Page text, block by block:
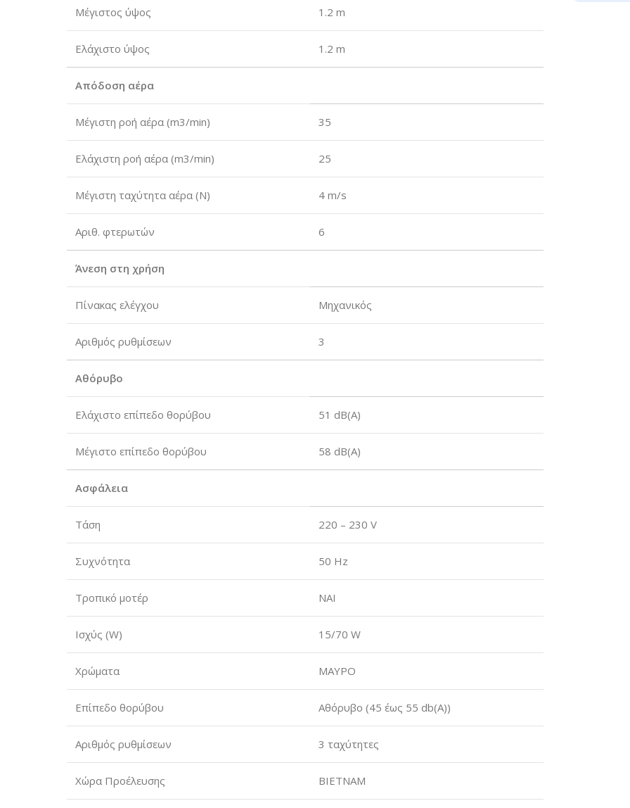
Μέγιστος ύψος 1.2 m
Ελάχιστο ύψος 1.2 m
Απόδοση αέρα
Μέγιστη ροή αέρα (m3/min) 35
Ελάχιστη ροή αέρα (m3/min) 25
Μέγιστη ταχύτητα αέρα (N) 4 m/s
Αριθ. φτερωτών 6
Άνεση στη χρήση
Πίνακας ελέγχου Μηχανικός
Αριθμός ρυθμίσεων 3
Αθόρυβο
Ελάχιστο επίπεδο θορύβου 51 dB(A)
Μέγιστο επίπεδο θορύβου 58 dB(A)
Ασφάλεια
Τάση 220 – 230 V
Συχνότητα 50 Hz
Τροπικό μοτέρ ΝΑΙ
Ισχύς (W) 15/70 W
Χρώματα ΜΑΥΡΟ
Επίπεδο θορύβου Αθόρυβο (45 έως 55 db(A))
Αριθμός ρυθμίσεων 3 ταχύτητες
Χώρα Προέλευσης ΒΙΕΤΝΑΜ